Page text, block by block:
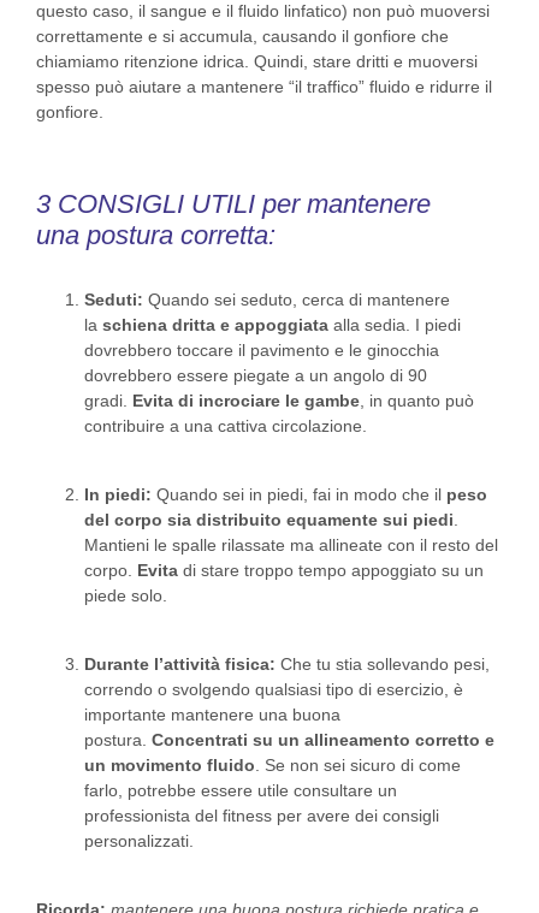
questo caso, il sangue e il fluido linfatico) non può muoversi
correttamente e si accumula, causando il gonfiore che
chiamiamo ritenzione idrica. Quindi, stare dritti e muoversi
spesso può aiutare a mantenere “il traffico” fluido e ridurre il
gonfiore.
3 CONSIGLI UTILI per mantenere
una postura corretta:
Seduti: Quando sei seduto, cerca di mantenere
la schiena dritta e appoggiata alla sedia. I piedi
dovrebbero toccare il pavimento e le ginocchia
dovrebbero essere piegate a un angolo di 90
gradi. Evita di incrociare le gambe , in quanto può
contribuire a una cattiva circolazione.
In piedi: Quando sei in piedi, fai in modo che il peso
del corpo sia distribuito equamente sui piedi
Mantieni le spalle rilassate ma allineate con il resto del
corpo. Evita di stare troppo tempo appoggiato su un
piede solo.
Durante l’attività fisica: Che tu stia sollevando pesi,
correndo o svolgendo qualsiasi tipo di esercizio, è
importante mantenere una buona
postura. Concentrati su un allineamento corretto e
un movimento fluido . Se non sei sicuro di come
farlo, potrebbe essere utile consultare un
professionista del fitness per avere dei consigli
personalizzati.